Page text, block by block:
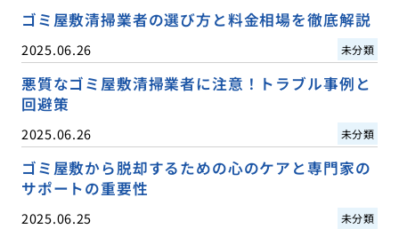
ゴミ屋敷清掃業者の選び方と料金相場を徹底解説
2025.06.26 未分類
悪質なゴミ屋敷清掃業者に注意！トラブル事例と
回避策
2025.06.26 未分類
ゴミ屋敷から脱却するための心のケアと専門家の
サポートの重要性
2025.06.25 未分類